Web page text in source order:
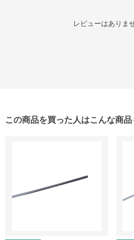
レビューはありま
この商品を買った人はこんな商